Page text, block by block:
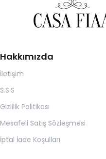
Hakkımızda
İletişim
S.S.S
Gizlilik Politikası
Mesafeli Satış Sözleşmesi
İptal İade Koşulları